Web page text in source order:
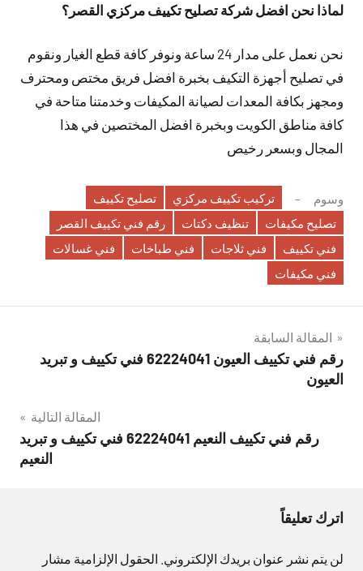
لماذا نحن افضل شركة تصليح تكييف مركزي القصر؟
نحن نعمل على مدار 24 ساعة ونوفر كافة قطع الغيار ونقوم
في تصليح أجهزة التكيف بخبرة افضل فريق مختص ومحترف
ومجهز بكافة المعدات لصيانة المكيفات وخدمتنا متاحة في
كافة مناطق الكويت وبخبرة افضل المختصين في هذا
المجال وبسعر رخيص
وسوم تركيب تكييف مركزي
تصليح تكييف
تصليح مكيفات
تنظيف دكتات
رقم فني تكييف القصر
فني تكييف
فني ثلاجات فني طباخات
فني غسالات
فني مكيفات
تصفّح
المقالات
المقالة السابقة
رقم فني تكييف العيون 62224041 فني تكييف و تبريد
العيون
المقالة التالية
رقم فني تكييف النعيم 62224041 فني تكييف و تبريد
النعيم
اترك تعليقاً
لن يتم نشر عنوان بريدك الإلكتروني. الحقول الإلزامية مشار